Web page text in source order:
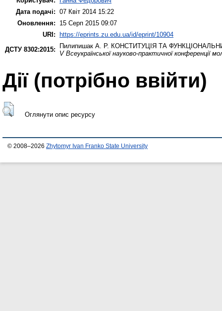
Дата подачі: 07 Квіт 2014 15:22
Оновлення:
15 Серп 2015 09:07
URI: https://eprints.zu.edu.ua/id/eprint/10904
ДСТУ 8302:2015:
Пилипишак А. Р. КОНСТИТУЦІЯ ТА
V Всеукраїнської науково-практичної конференції
Дії ​​(потрібно ввійти)
Оглянути опис ресурсу
© 2008–2026 Zhytomyr Ivan Franko State University